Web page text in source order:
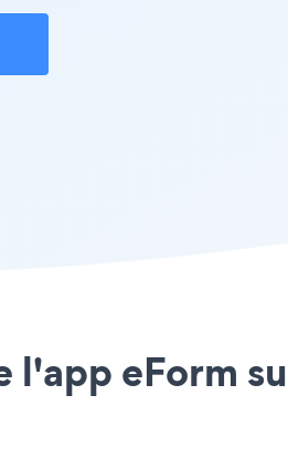
l'app eForm